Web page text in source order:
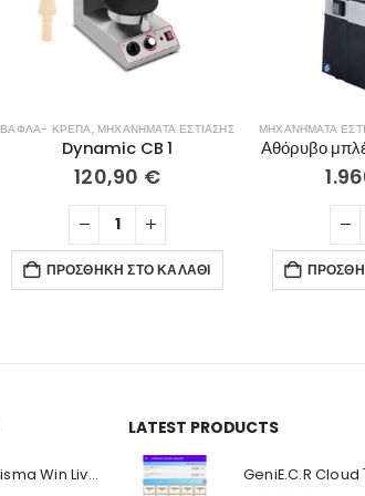
ΒΆΦΛΑ- ΚΡΈΠΑ, ΜΗΧΑΝΉΜΑΤΑ ΕΣΤΊΑΣΗΣ
Dynamic CB 1
120,90 €
ΠΡΟΣΘΉΚΗ ΣΤΟ ΚΑΛΆΘΙ
ΜΗΧΑΝΉΜΑΤΑ
Αθόρυβο
Megasoft Prisma Win Live Viewer
LATEST PRODUCTS
Ο Λογαριασμός μου